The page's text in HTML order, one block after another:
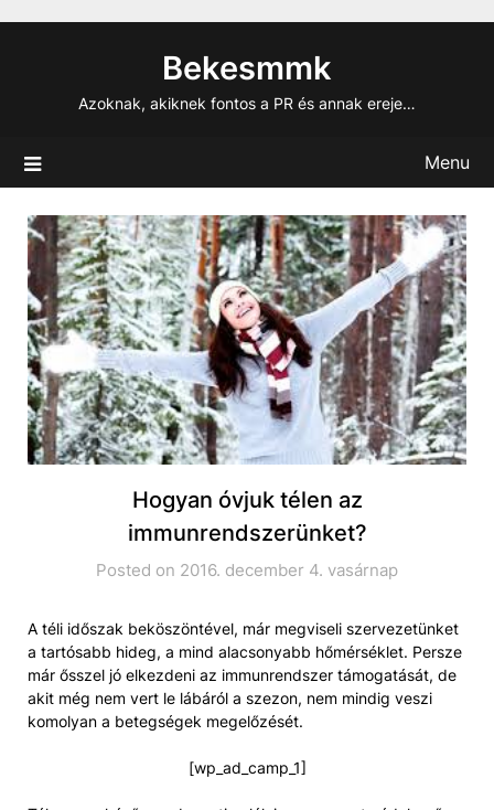
Bekesmmk
Azoknak, akiknek fontos a PR és annak ereje…
Menu
Hogyan óvjuk télen az
immunrendszerünket?
Posted on 2016. december 4. vasárnap
A téli időszak beköszöntével, már megviseli szervezetünket
a tartósabb hideg, a mind alacsonyabb hőmérséklet. Persze
már ősszel jó elkezdeni az immunrendszer támogatását, de
akit még nem vert le lábáról a szezon, nem mindig veszi
komolyan a betegségek megelőzését.
[wp_ad_camp_1]